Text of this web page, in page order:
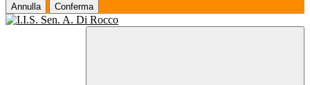
Annulla Conferma